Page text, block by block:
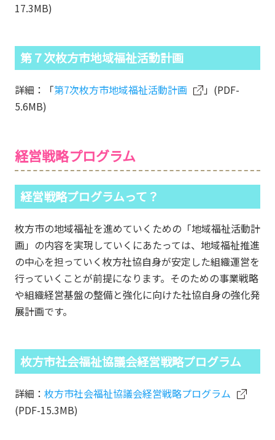
17.3MB)
第７次枚方市地域福祉活動計画
詳細：「第7次枚方市地域福祉活動計画
」(PDF-
5.6MB)
経営戦略プログラム
経営戦略プログラムって？
枚方市の地域福祉を進めていくための「地域福祉活動計
画」の内容を実現していくにあたっては、地域福祉推進
の中心を担っていく枚方社協自身が安定した組織運営を
行っていくことが前提になります。そのための事業戦略
や組織経営基盤の整備と強化に向けた社協自身の強化発
展計画です。
枚方市社会福祉協議会経営戦略プログラム
詳細： 枚方市社会福祉協議会経営戦略プログラム
(PDF-15.3MB)